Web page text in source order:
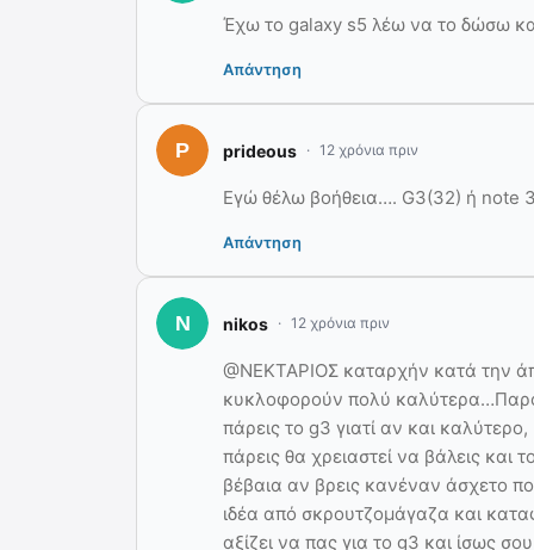
Έχω το galaxy s5 λέω να το δώσω
Απάντηση
prideous 12 χρόνια πριν
Εγώ θέλω βοήθεια…. G3(32) ή note
Απάντηση
nikos 12 χρόνια πριν
@ΝΕΚΤΑΡΙΟΣ καταρχήν κατά την
κυκλοφορούν πολύ
πάρεις το g3 γιατί αν και
πάρεις θα χρειαστεί να βάλεις και
βέβαια αν βρεις κανέναν άσχετο
ιδέα από σκρουτζομάγαζα και
αξίζει να πας για το g3 και ίσως